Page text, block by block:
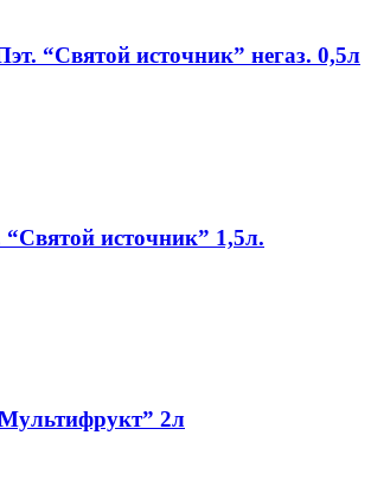
“Святой источник” негаз. 0,5л
источник” 1,5л.
2л